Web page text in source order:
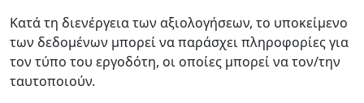
Κατά τη διενέργεια των αξιολογήσεων, το υποκείμενο
των δεδομένων μπορεί να παράσχει πληροφορίες για
τον τύπο του εργοδότη, οι οποίες μπορεί να τον/την
ταυτοποιούν.